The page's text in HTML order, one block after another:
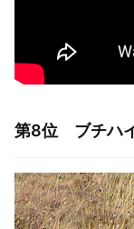
第8位 ブチハ